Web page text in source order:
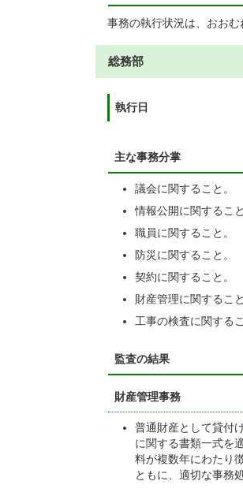
事務の執行状況は、おおむ
総務部
執行日
主な事務分掌
議会に関すること。
情報公開に関すること
職員に関すること。
防災に関すること。
契約に関すること。
財産管理に関すること
工事の検査に関するこ
監査の結果
財産管理事務
普通財産として貸付
に関する書類一式を
料が複数年にわたり
ともに、適切な事務